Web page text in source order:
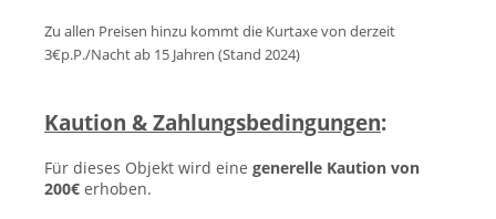
Zu allen Preisen hinzu kommt die Kurtaxe von derzeit
3€p.P./Nacht ab 15 Jahren (Stand 2024)
Kaution & Zahlungsbedingungen:
Für dieses Objekt wird eine generelle Kaution von
200€ erhoben.